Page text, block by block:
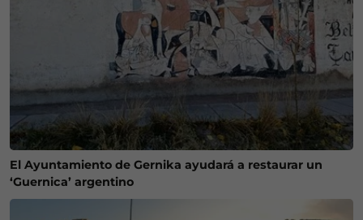
El Ayuntamiento de Gernika ayudará a restaurar un
‘Guernica’ argentino